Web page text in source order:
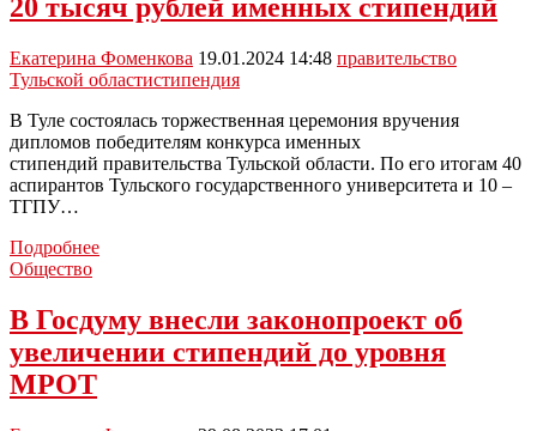
прожиточного
—
13
20 тысяч рублей именных стипендий
Екатерина Фоменкова 19.01.2024 14:48 правительство
Тульской областистипендия
В Туле состоялась торжественная церемония вручения
дипломов победителям конкурса именных
стипендий правительства Тульской области. По его итогам 40
аспирантов Тульского государственного университета и 10 –
ТГПУ…
ПодробнееАспиранты
по
20
Общество
В Госдуму внесли законопроект об
увеличении стипендий до уровня
МРОТ